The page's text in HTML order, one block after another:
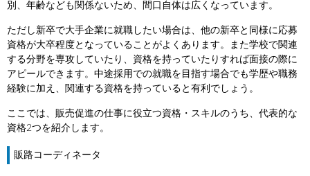
別、年齢なども関係ないため、間口自体は広くなっています。
ただし新卒で大手企業に就職したい場合は、他の新卒と同様に応募
資格が大卒程度となっていることがよくあります。また学校で関連
する分野を専攻していたり、資格を持っていたりすれば面接の際に
アピールできます。中途採用での就職を目指す場合でも学歴や職務
経験に加え、関連する資格を持っていると有利でしょう。
ここでは、販売促進の仕事に役立つ資格・スキルのうち、代表的な
資格2つを紹介します。
販路コーディネータ